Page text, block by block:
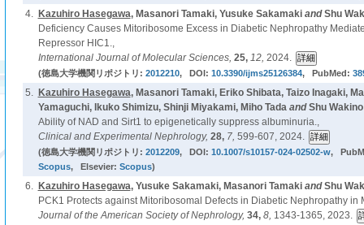
4. Kazuhiro Hasegawa, Masanori Tamaki, Yusuke SakamakiandShu
Deficiency Causes Mitoribosome Excess in Diabetic Nephropathy
Repressor HIC1.,
International Journal of Molecular Sciences, 25, 12, 2024.
(徳島大学機関リポジトリ: 2012210, DOI: 10.3390/ijms25126384, PubMed:
5. Kazuhiro Hasegawa, Masanori Tamaki, Eriko Shibata, Taizo Inagaki,
Yamaguchi, Ikuko Shimizu, Shinji Miyakami, Miho TadaandShu
Ability of NAD and Sirt1 to epigenetically suppress albuminuria.,
Clinical and Experimental Nephrology, 28, 7, 599-607, 2024.
(徳島大学機関リポジトリ: 2012209, DOI: 10.1007/s10157-024-02502-w,
Scopus, Elsevier: Scopus)
6. Kazuhiro Hasegawa, Yusuke Sakamaki, Masanori TamakiandShu
PCK1 Protects against Mitoribosomal Defects in Diabetic Nephropathy in
Journal of the American Society of Nephrology, 34, 8, 1343-1365, 2023.